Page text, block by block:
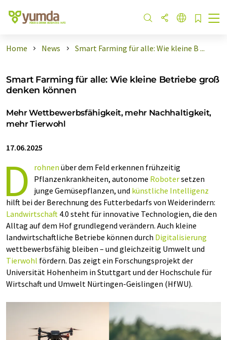
Home News Smart Farming für alle: Wie kleine B ...
Smart Farming für alle: Wie kleine Betriebe groß
denken können
Mehr Wettbewerbsfähigkeit, mehr Nachhaltigkeit,
mehr Tierwohl
17.06.2025
D rohnen über dem Feld erkennen frühzeitig
Pflanzenkrankheiten, autonome Robotersetzen
junge Gemüsepflanzen, und künstliche Intelligenz
hilft bei der Berechnung des Futterbedarfs von Weiderindern:
Landwirtschaft 4.0 steht für innovative Technologien, die den
Alltag auf dem Hof grundlegend verändern. Auch kleine
landwirtschaftliche Betriebe können durch Digitalisierung
wettbewerbsfähig bleiben – und gleichzeitig Umwelt und
Tierwohl fördern. Das zeigt ein Forschungsprojekt der
Universität Hohenheim in Stuttgart und der Hochschule für
Wirtschaft und Umwelt Nürtingen-Geislingen (HfWU).